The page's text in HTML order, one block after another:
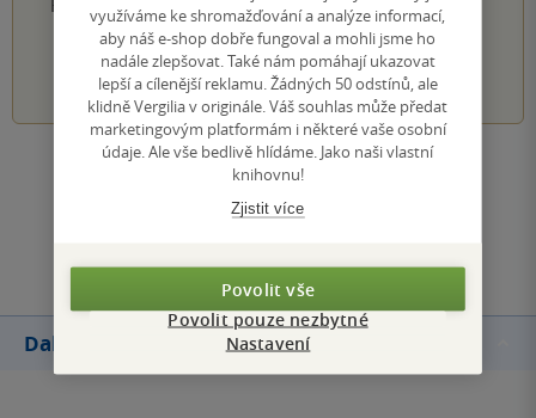
1 2 3 4 5
Zobrazit všechna hodnocení
Další knihy autora
využíváme ke shromažďování a analýze informací,
aby náš e-shop dobře fungoval a mohli jsme ho
nadále zlepšovat. Také nám pomáhají ukazovat
lepší a cílenější reklamu. Žádných 50 odstínů, ale
klidně Vergilia v originále. Váš souhlas může předat
marketingovým platformám i některé vaše osobní
údaje. Ale vše bedlivě hlídáme. Jako naši vlastní
knihovnu!
Zjistit více
Povolit vše
Povolit pouze nezbytné
Nastavení